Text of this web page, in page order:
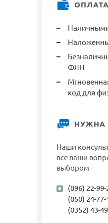
ОПЛАТА
ФЛП
код для
НУЖНА
Наши
все ваши
выбором
(096) 22-99-
(050) 24-77-
(0352) 43-